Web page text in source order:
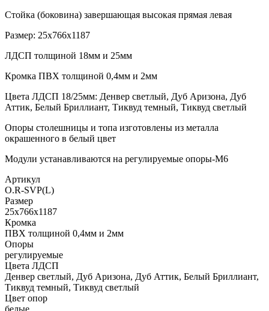
Стойка (боковина) завершающая высокая прямая левая
Размер: 25х766х1187
ЛДСП толщиной 18мм и 25мм
Кромка ПВХ толщиной 0,4мм и 2мм
Цвета ЛДСП 18/25мм: Денвер светлый, Дуб Аризона, Дуб
Аттик, Белый Бриллиант, Тиквуд темный, Тиквуд светлый
Опоры столешницы и топа изготовлены из металла
окрашенного в белый цвет
Модули устанавливаются на регулируемые опоры-М6
Артикул
О.R-SVP(L)
Размер
25х766х1187
Кромка
ПВХ толщиной 0,4мм и 2мм
Опоры
регулируемые
Цвета ЛДСП
Денвер светлый, Дуб Аризона, Дуб Аттик, Белый Бриллиант,
Тиквуд темный, Тиквуд светлый
Цвет опор
белые